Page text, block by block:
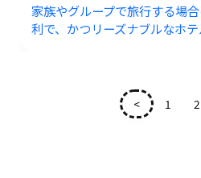
家族やグループで旅行する場
利で、かつリーズナブルなホ
< 1 2